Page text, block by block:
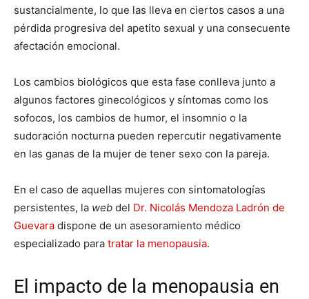
sustancialmente, lo que las lleva en ciertos casos a una
pérdida progresiva del apetito sexual y una consecuente
afectación emocional.
Los cambios biológicos que esta fase conlleva junto a
algunos factores ginecológicos y síntomas como los
sofocos, los cambios de humor, el insomnio o la
sudoración nocturna pueden repercutir negativamente
en las ganas de la mujer de tener sexo con la pareja.
En el caso de aquellas mujeres con sintomatologías
persistentes, la web del Dr. Nicolás Mendoza Ladrón de
Guevara dispone de un asesoramiento médico
especializado para tratar la menopausia.
El impacto de la menopausia en